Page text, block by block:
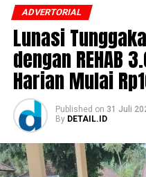
ADVERTORIAL
Lunasi
dengan REHAB
Harian Mulai
Published on 31 Juli
By DETAIL.ID